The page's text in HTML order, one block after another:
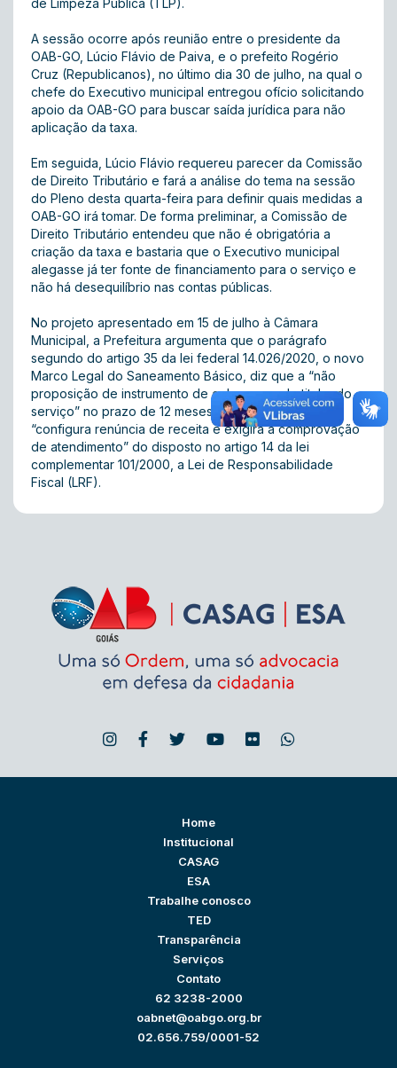
de Limpeza Pública (TLP).
A sessão ocorre após reunião entre o presidente da
OAB-GO, Lúcio Flávio de Paiva, e o prefeito Rogério
Cruz (Republicanos), no último dia 30 de julho, na qual o
chefe do Executivo municipal entregou ofício solicitando
apoio da OAB-GO para buscar saída jurídica para não
aplicação da taxa.
Em seguida, Lúcio Flávio requereu parecer da Comissão
de Direito Tributário e fará a análise do tema na sessão
do Pleno desta quarta-feira para definir quais medidas a
OAB-GO irá tomar. De forma preliminar, a Comissão de
Direito Tributário entendeu que não é obrigatória a
criação da taxa e bastaria que o Executivo municipal
alegasse já ter fonte de financiamento para o serviço e
não há desequilíbrio nas contas públicas.
No projeto apresentado em 15 de julho à Câmara
Municipal, a Prefeitura argumenta que o parágrafo
segundo do artigo 35 da lei federal 14.026/2020, o novo
Marco Legal do Saneamento Básico, diz que a “não
proposição de instrumento de cobrança pelo titular do
serviço” no prazo de 12 meses de vigência do marco
“configura renúncia de receita e exigirá a comprovação
de atendimento” do disposto no artigo 14 da lei
complementar 101/2000, a Lei de Responsabilidade
Fiscal (LRF).
Home
Institucional
CASAG
ESA
Trabalhe conosco
TED
Transparência
Serviços
Contato
62 3238-2000
oabnet@oabgo.org.br
02.656.759/0001-52